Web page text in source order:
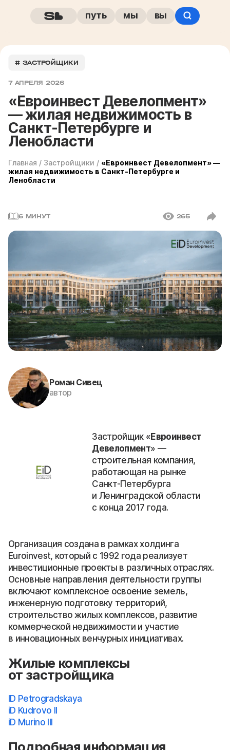
путь мы вы
# ЗАСТРОЙЩИКИ
7 АПРЕЛЯ 2026
«Евроинвест Девелопмент»
— жилая недвижимость в
Санкт-Петербурге и
Ленобласти
Главная / Застройщики / «Евроинвест Девелопмент» —
жилая недвижимость в Санкт-Петербурге и
Ленобласти
6 МИНУТ 265
Роман Сивец
автор
Застройщик «Евроинвест
Девелопмент» —
строительная компания,
работающая на рынке
Санкт-Петербурга
и Ленинградской области
с конца 2017 года.
Организация создана в рамках холдинга
Euroinvest, который с 1992 года реализует
инвестиционные проекты в различных отраслях.
Основные направления деятельности группы
включают комплексное освоение земель,
инженерную подготовку территорий,
строительство жилых комплексов, развитие
коммерческой недвижимости и участие
в инновационных венчурных инициативах.
Жилые комплексы
от застройщика
ID Petrogradskaya
iD Kudrovo II
iD Murino III
Подробная информация